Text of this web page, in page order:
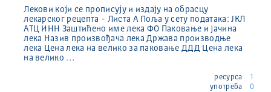
Лекови који се прописују и издају на обрасцу
лекарског рецепта - Листа А Поља у сету података: ЈКЛ
АТЦ ИНН Заштићено име лека ФО Паковање и јачина
лека Назив произвођача лека Држава производње
лека Цена лека на велико за паковање ДДД Цена лека
на велико …
ресурса
1
употреба
0